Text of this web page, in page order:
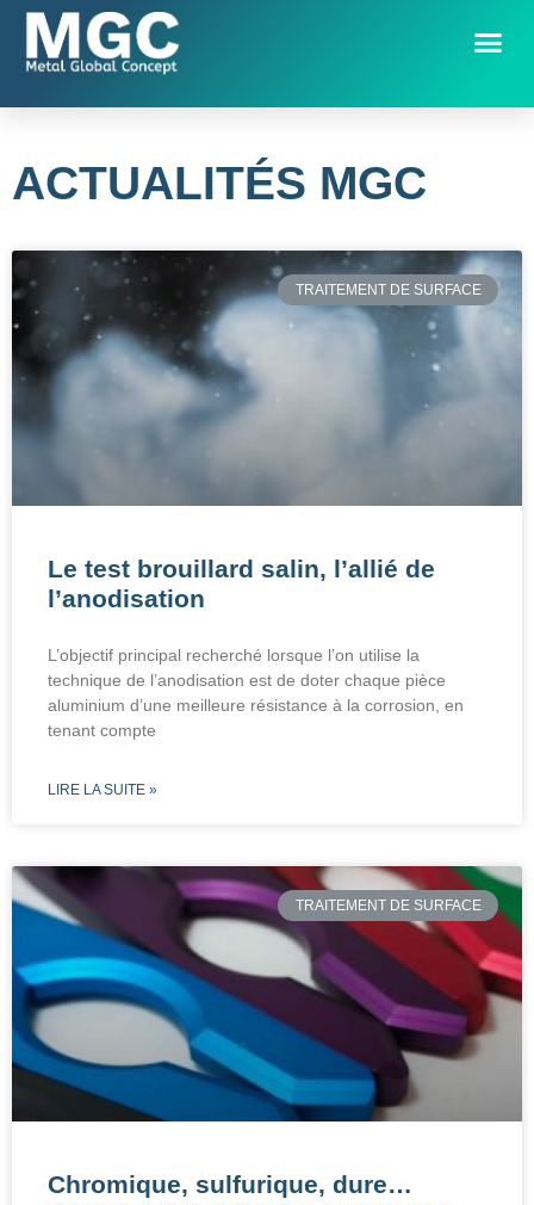
ACTUALITÉS MGC
TRAITEMENT DE SURFACE
Le test brouillard salin, l’allié de
l’anodisation
L’objectif principal recherché lorsque l’on utilise la
technique de l’anodisation est de doter chaque pièce
aluminium d’une meilleure résistance à la corrosion, en
tenant compte
LIRE LA SUITE »
TRAITEMENT DE SURFACE
Chromique, sulfurique, dure…